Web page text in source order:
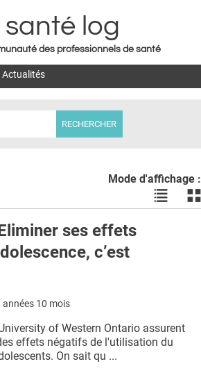
to navigation
santé log
des professionnels de santé
Actualités
Mode d'affichage :
Voir
les
les
ses effets
c’est
années 10 mois
of Western Ontario assurent
effets négatifs de l'utilisation du
On sait qu ...